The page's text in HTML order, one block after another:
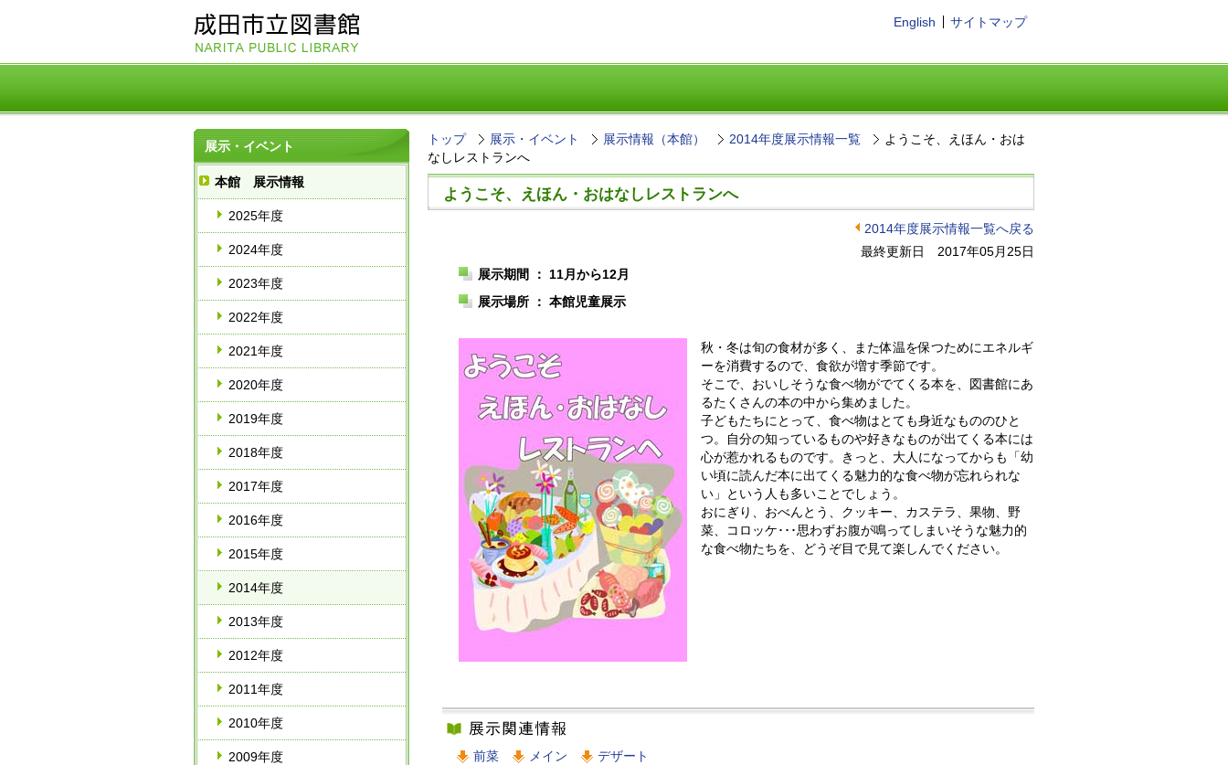
English サイトマップ
展示・イベント
本館 展示情報
2025年度
2024年度
2023年度
2022年度
2021年度
2020年度
2019年度
2018年度
2017年度
2016年度
2015年度
2014年度
2013年度
2012年度
2011年度
2010年度
2009年度
トップ 展示・イベント 展示情報（本館） 2014年度展示情報一覧
ようこそ、えほん・おは
なしレストランへ
ようこそ、えほん・おはなしレストランへ
2014年度展示情報一覧へ戻る
最終更新日 2017年05月25日
展示期間 ： 11月から12月
展示場所 ： 本館児童展示
秋・冬は旬の食材が多く、また体温を保つためにエネルギ
ーを消費するので、食欲が増す季節です。
そこで、おいしそうな食べ物がでてくる本を、図書館にあ
るたくさんの本の中から集めました。
子どもたちにとって、食べ物はとても身近なもののひと
つ。自分の知っているものや好きなものが出てくる本には
心が惹かれるものです。きっと、大人になってからも「幼
い頃に読んだ本に出てくる魅力的な食べ物が忘れられな
い」という人も多いことでしょう。
おにぎり、おべんとう、クッキー、カステラ、果物、野
菜、コロッケ･･･思わずお腹が鳴ってしまいそうな魅力的
な食べ物たちを、どうぞ目で見て楽しんでください。
前菜 メイン デザート